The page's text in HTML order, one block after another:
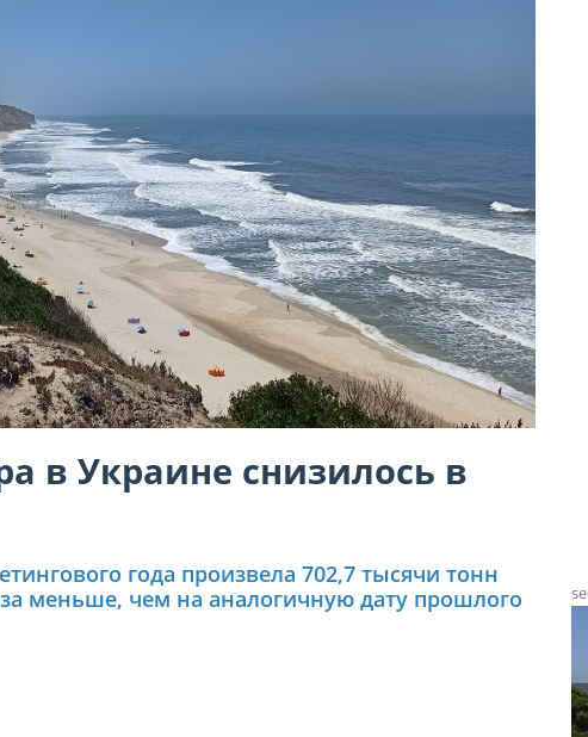
в Украине снизилось в
года произвела 702,7 тысячи тонн
меньше, чем на аналогичную дату прошлого